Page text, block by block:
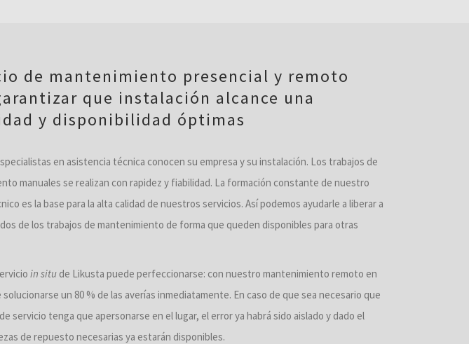
de mantenimiento presencial y remoto
que instalación alcance una
y disponibilidad óptimas
en asistencia técnica conocen su empresa y su instalación. Los trabajos de
manuales se realizan con rapidez y fiabilidad. La formación constante de nuestro
es la base para la alta calidad de nuestros servicios. Así podemos ayudarle a liberar a
de los trabajos de mantenimiento de forma que queden disponibles para otras
in situde Likusta puede perfeccionarse: con nuestro mantenimiento remoto en
un 80 % de las averías inmediatamente. En caso de que sea necesario que
servicio tenga que apersonarse en el lugar, el error ya habrá sido aislado y dado el
de repuesto necesarias ya estarán disponibles.